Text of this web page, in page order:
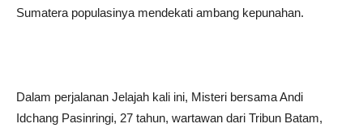
Sumatera populasinya mendekati ambang kepunahan.
Dalam perjalanan Jelajah kali ini, Misteri bersama Andi
Idchang Pasinringi, 27 tahun, wartawan dari Tribun Batam,